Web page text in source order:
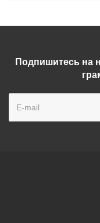
Подпишитесь на